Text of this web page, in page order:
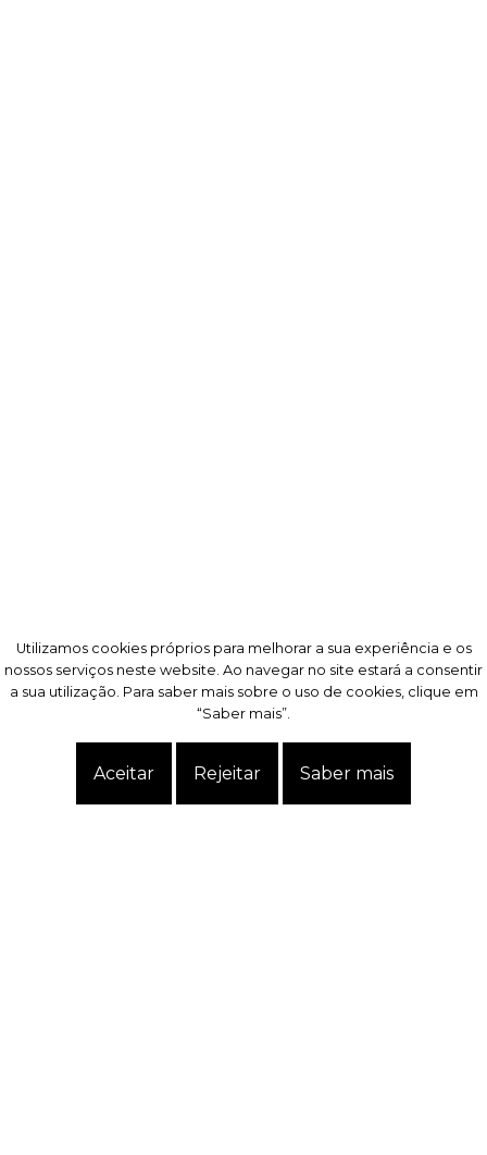
Utilizamos cookies próprios para melhorar a sua experiência e os
nossos serviços neste website. Ao navegar no site estará a consentir
a sua utilização. Para saber mais sobre o uso de cookies, clique em
“Saber mais”.
Aceitar Rejeitar Saber mais
Utilizamos cookies próprios para melhorar a sua experiência e os
nossos serviços neste website. Ao navegar no site estará a consentir
a sua utilização. Para saber mais sobre o uso de cookies, clique em
“Saber mais”.
Aceitar Rejeitar Saber mais